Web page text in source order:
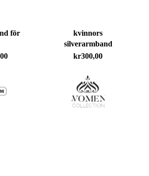
Inga produkter i varukorgen.
för
kvinnors
silverarmband
kr300,00